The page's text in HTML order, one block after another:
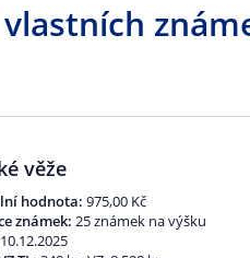
věže
hodnota: 975,00 Kč
známek: 25 známek na výšku
10.12.2025